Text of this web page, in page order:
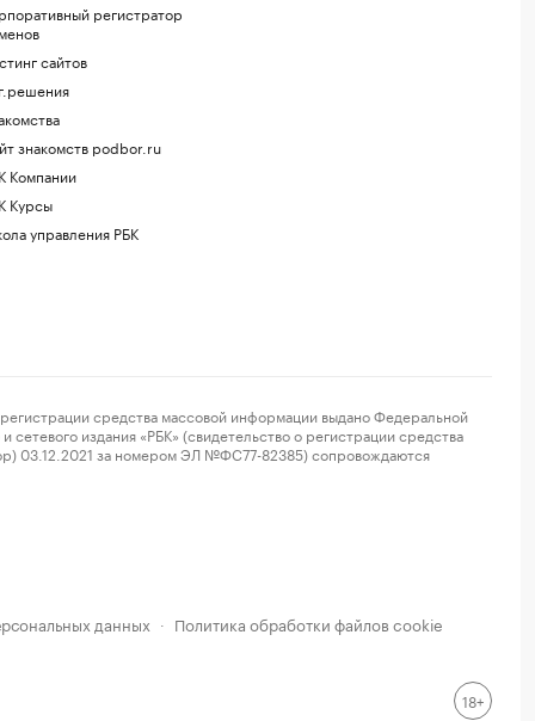
регистратор
сайтов
знакомств podbor.ru
Компании
Курсы
управления РБК
средства массовой информации выдано Федеральной
издания «РБК» (свидетельство о регистрации средства
03.12.2021 за номером ЭЛ №ФС77-82385) сопровождаются
данных · Политика обработки файлов cookie
18+